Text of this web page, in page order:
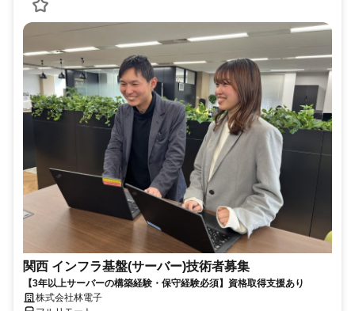
関西 インフラ基盤(サーバー)技術者募集
【3年以上サーバーの構築経験・保守経験必須】資格取得支援あり
株式会社林電子